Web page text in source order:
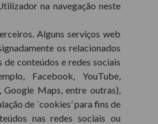
na navegação neste
Alguns serviços web
os relacionados
conteúdos e redes sociais
Facebook, YouTube,
Google Maps, entre outras),
de ´cookies’ para fins de
nas redes sociais ou